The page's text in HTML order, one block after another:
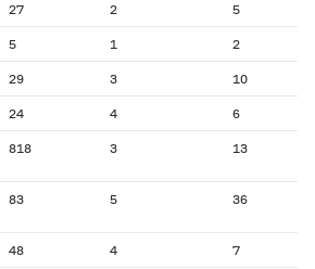
27 2 5
5 1 2
29 3 10
24 4 6
818 3 13
83 5 36
48 4 7